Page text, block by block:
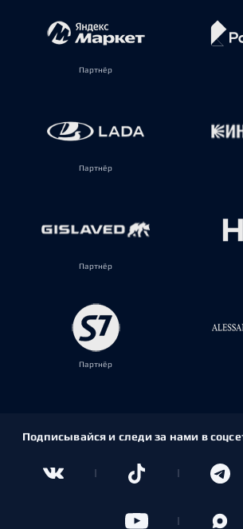
Партнёр
Партнёр
Партнёр
Партнёр
Подписывайся и следи за нами в